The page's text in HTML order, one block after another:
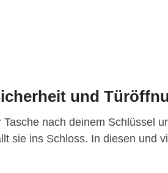
und
nach deinem Schlüssel
sie ins Schloss. In diesen und